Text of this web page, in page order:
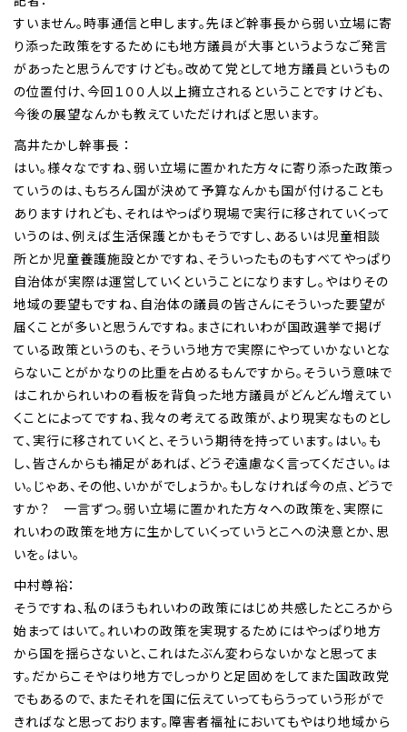
すいません。時事通信と申します。先ほど幹事長から弱い立場に寄
り添った政策をするためにも地方議員が大事というようなご発言
があったと思うんですけども。改めて党として地方議員というもの
の位置付け、今回１００人以上擁立されるということですけども、
今後の展望なんかも教えていただければと思います。
高井たかし幹事長 ：
はい。様々なですね、弱い立場に置かれた方々に寄り添った政策っ
ていうのは、もちろん国が決めて予算なんかも国が付けることも
ありますけれども、それはやっぱり現場で実行に移されていくって
いうのは、例えば生活保護とかもそうですし、あるいは児童相談
所とか児童養護施設とかですね、そういったものもすべてやっぱり
自治体が実際は運営していくということになりますし。やはりその
地域の要望もですね、自治体の議員の皆さんにそういった要望が
届くことが多いと思うんですね。まさにれいわが国政選挙で掲げ
ている政策というのも、そういう地方で実際にやっていかないとな
らないことがかなりの比重を占めるもんですから。そういう意味で
はこれかられいわの看板を背負った地方議員がどんどん増えてい
くことによってですね、我々の考えてる政策が、より現実なものとし
て、実行に移されていくと、そういう期待を持っています。はい。も
し、皆さんからも補足があれば、どうぞ遠慮なく言ってください。は
い。じゃあ、その他、いかがでしょうか。もしなければ今の点、どうで
すか？ 一言ずつ。弱い立場に置かれた方々への政策を、実際に
れいわの政策を地方に生かしていくっていうとこへの決意とか、思
いを。はい。
中村尊裕：
そうですね、私のほうもれいわの政策にはじめ共感したところから
始まってはいて。れいわの政策を実現するためにはやっぱり地方
から国を揺らさないと、これはたぶん変わらないかなと思ってま
す。だからこそやはり地方でしっかりと足固めをしてまた国政政党
でもあるので、またそれを国に伝えていってもらうっていう形がで
きればなと思っております。障害者福祉においてもやはり地域から